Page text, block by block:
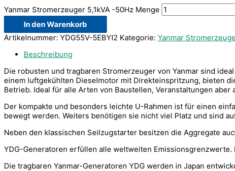
Yanmar Stromerzeuger 5,1kVA -50Hz Menge
In den Warenkorb
Artikelnummer: YDG55V-5EBYI2 Kategorie: Yanmar
Beschreibung
Die robusten und tragbaren Stromerzeuger von Yanmar sind
einem luftgekühlten Dieselmotor mit Direkteinspritzung, bieten
Betrieb. Ideal für alle Arten von Baustellen, Veranstaltungen aber
Der kompakte und besonders leichte U-Rahmen ist für einen
bewegt werden. Weiters benötigen sie nicht viel Platz und sind
Neben den klassischen Seilzugstarter besitzen die Aggregate
YDG-Generatoren erfüllen alle weltweiten
Die tragbaren Yanmar-Generatoren YDG werden in Japan